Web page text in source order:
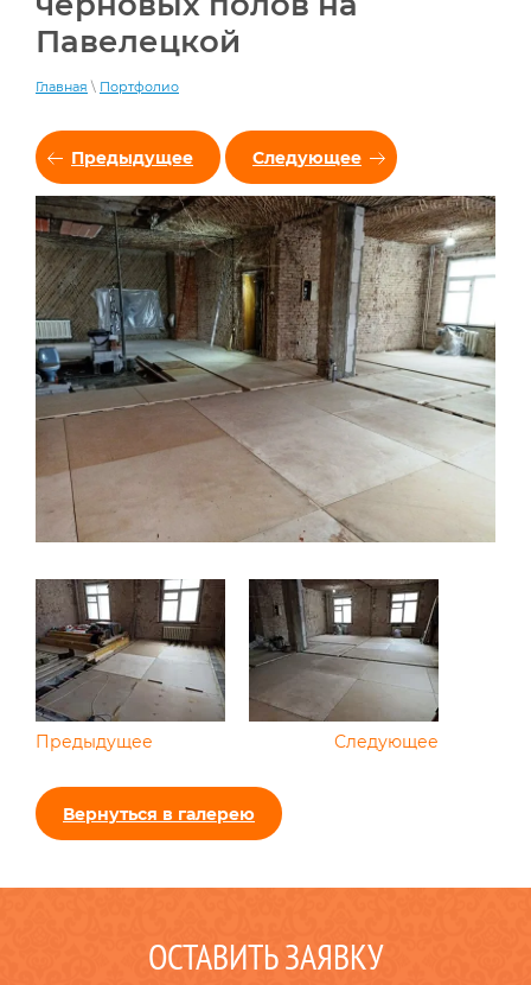
Павелецкой
Главная \ Портфолио
Предыдущее Следующее
Предыдущее Следующее
Вернуться в галерею
ОСТАВИТЬ ЗАЯВКУ